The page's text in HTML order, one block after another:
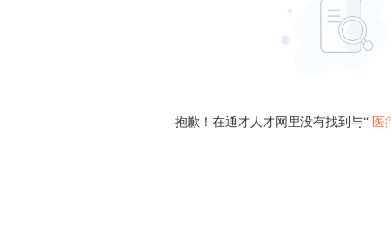
抱歉！在通才人才网里没有找到与“ 医